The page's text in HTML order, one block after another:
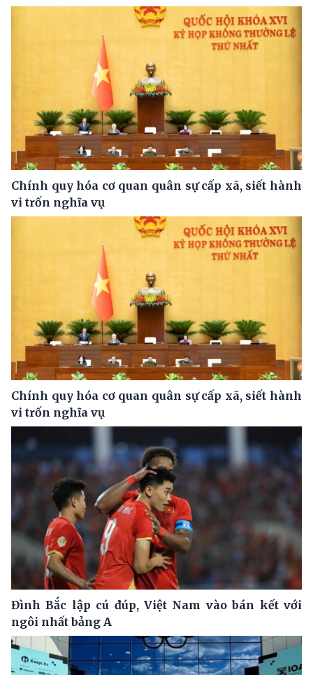
Chính quy hóa cơ quan quân sự cấp xã, siết hành
vi trốn nghĩa vụ
Chính quy hóa cơ quan quân sự cấp xã, siết hành
vi trốn nghĩa vụ
Đình Bắc lập cú đúp, Việt Nam vào bán kết với
ngôi nhất bảng A